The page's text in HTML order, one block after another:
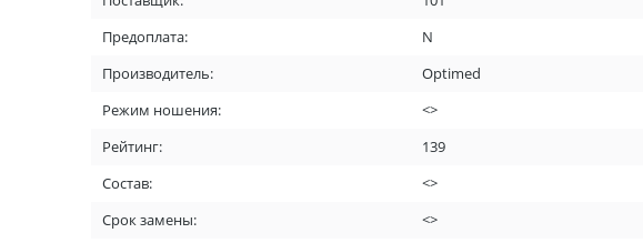
Предоплата:
N
Производитель:
Optimed
Режим ношения:
<>
Рейтинг:
139
Состав:
<>
Срок замены:
<>